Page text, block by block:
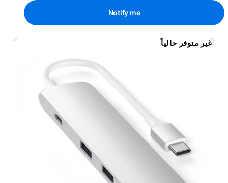
Notify me
غير متوفر حالياً